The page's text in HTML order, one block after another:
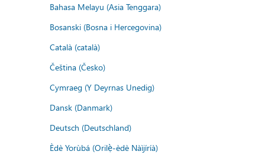
Bahasa Melayu (Asia Tenggara)
Bosanski (Bosna i Hercegovina)
Català (català)
Čeština (Česko)
Cymraeg (Y Deyrnas Unedig)
Dansk (Danmark)
Deutsch (Deutschland)
Èdè Yorùbá (Orilẹ̀-èdè Nàìjíríà)